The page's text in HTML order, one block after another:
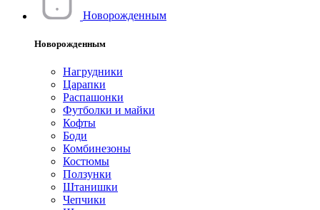
Новорожденным
Новорожденным
Нагрудники
Царапки
Распашонки
Футболки и майки
Кофты
Боди
Комбинезоны
Костюмы
Ползунки
Штанишки
Чепчики